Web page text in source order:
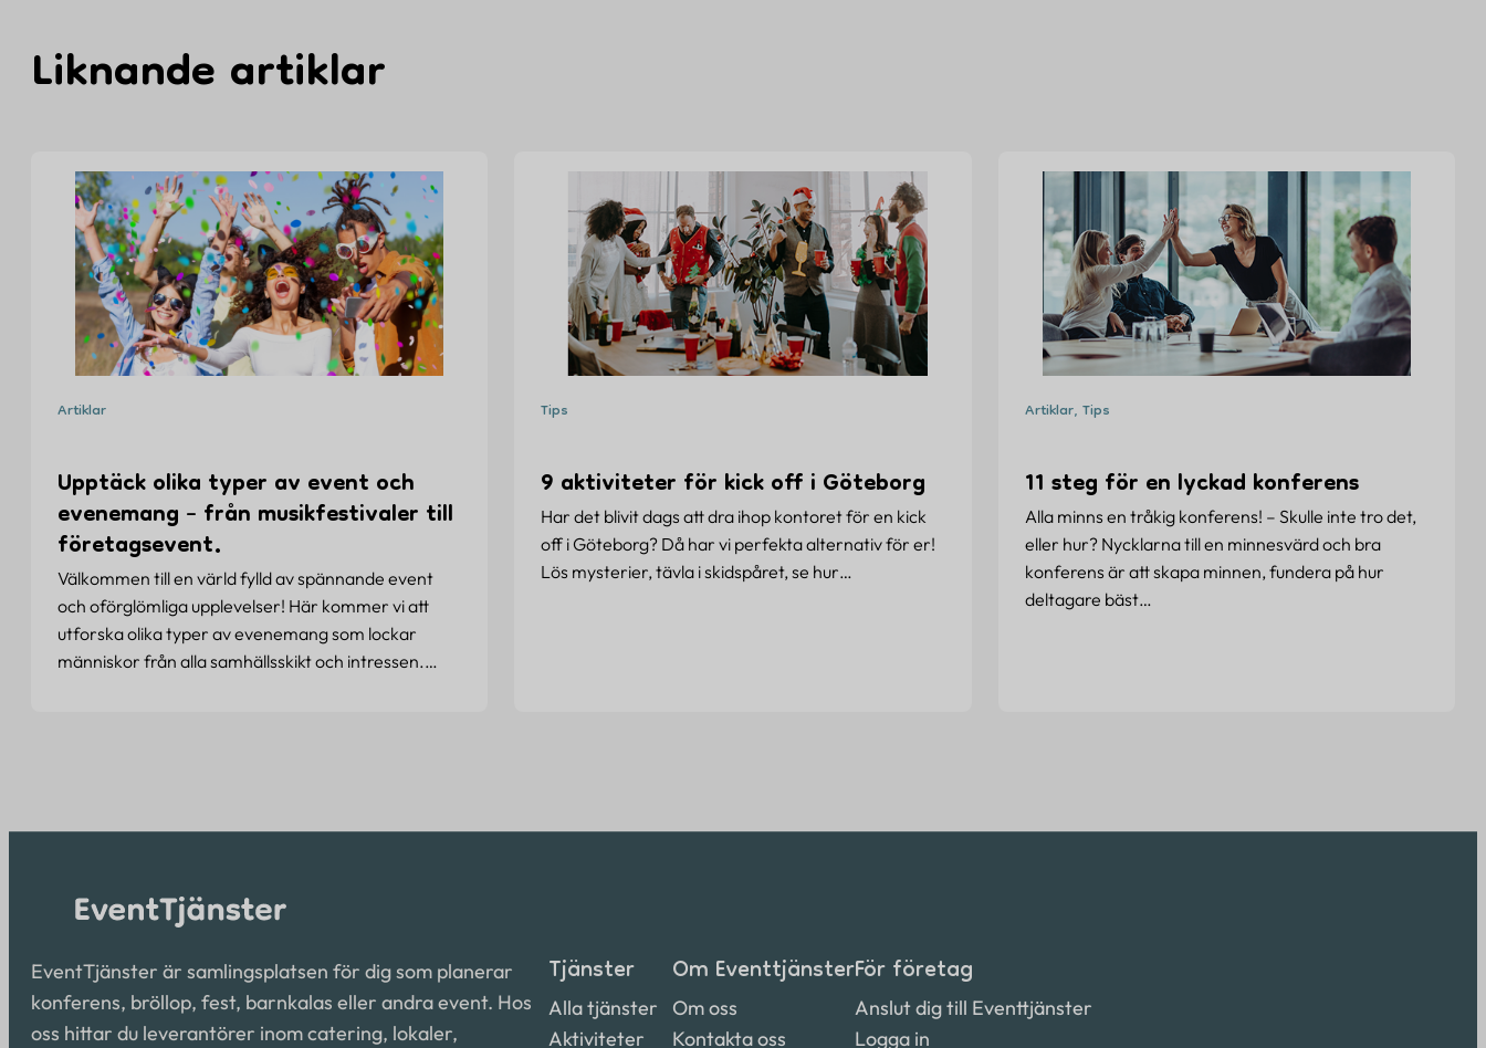
Liknande artiklar
Artiklar
Upptäck olika typer av event och
evenemang – från musikfestivaler till
företagsevent.
Välkommen till en värld fylld av spännande event
och oförglömliga upplevelser! Här kommer vi att
utforska olika typer av evenemang som lockar
människor från alla samhällsskikt och intressen.…
Tips
9 aktiviteter för kick off i Göteborg
Har det blivit dags att dra ihop kontoret för en kick
off i Göteborg? Då har vi perfekta alternativ för er!
Lös mysterier, tävla i skidspåret, se hur…
Artiklar, Tips
11 steg för en lyckad konferens
Alla minns en tråkig konferens! – Skulle inte tro det,
eller hur? Nycklarna till en minnesvärd och bra
konferens är att skapa minnen, fundera på hur
deltagare bäst…
EventTjänster är samlingsplatsen för dig som planerar
konferens, bröllop, fest, barnkalas eller andra event. Hos
oss hittar du leverantörer inom catering, lokaler,
Tjänster
Alla tjänster
Aktiviteter
Om Eventtjänster
Om oss
Kontakta oss
För företag
Anslut dig till Eventtjänster
Logga in